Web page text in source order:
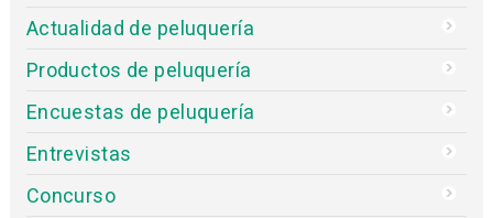
Actualidad de peluquería
Productos de peluquería
Encuestas de peluquería
Entrevistas
Concurso